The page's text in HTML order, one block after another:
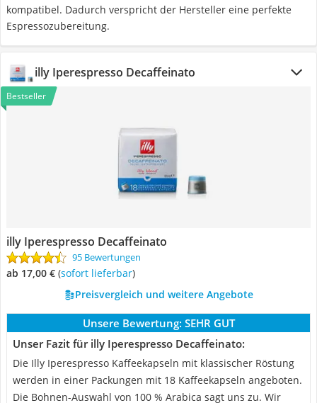
kompatibel. Dadurch verspricht der Hersteller eine perfekte
Espressozubereitung.
illy Iperespresso Decaffeinato
Bestseller
illy Iperespresso Decaffeinato
95 Bewertungen
ab 17,00 € ( Sofort lieferbar)
Preisvergleich und weitere Angebote
Unsere Bewertung: SEHR GUT
Unser Fazit für illy Iperespresso Decaffeinato:
Die Illy Iperespresso Kaffeekapseln mit klassischer Röstung
werden in einer Packungen mit 18 Kaffeekapseln angeboten.
Die Bohnen-Auswahl von 100 % Arabica sagt uns zu. Wir